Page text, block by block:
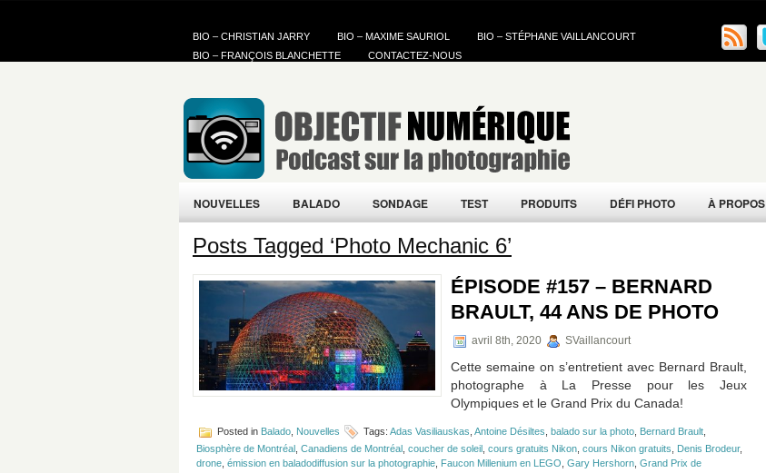
BIO – CHRISTIAN JARRY BIO – MAXIME SAURIOL
BIO – STÉPHANE VAILLANCOURT
BIO – FRANÇOIS BLANCHETTE
CONTACTEZ-NOUS
NOUVELLES BALADO SONDAGE TEST PRODUITS DÉFI PHOTO À PROPOS
Posts Tagged ‘Photo Mechanic 6’
ÉPISODE #157 – BERNARD
BRAULT, 44 ANS DE PHOTO
avril 8th, 2020 SVaillancourt
Cette semaine on s’entretient avec Bernard Brault,
photographe à La Presse pour les Jeux
Olympiques et le Grand Prix du Canada!
Posted in Balado Nouvelles Tags: Adas Vasiliauskas Antoine Désiltes balado sur la photo Bernard Brault
Biosphère de Montréal Canadiens de Montréal coucher de soleil cours gratuits Nikon cours Nikon gratuits Denis Brodeur,
drone émission en baladodiffusion sur la photographie Faucon Millenium en LEGO Gary Hershorn Grand Prix de